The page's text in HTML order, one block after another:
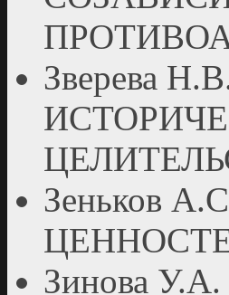
Зверева
Зеньков
Зинова